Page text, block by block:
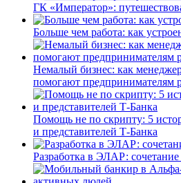
ГК «Император»:
Больше чем работа: как
Немалый бизнес: как
помогают предпринимателям
Помощь не по скрипту: 5
и представителей Т-Банка
Разработка в ЭЛАР: